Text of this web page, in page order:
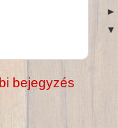
bejegyzés
►
▼